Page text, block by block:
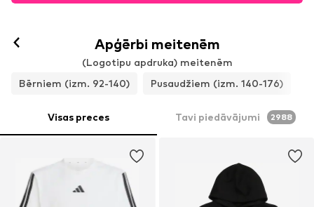
Apģērbi meitenēm
(Logotipu apdruka) meitenēm
Bērniem (izm. 92-140)
Pusaudžiem (izm. 140-176)
Visas preces Tavi piedāvājumi 2988